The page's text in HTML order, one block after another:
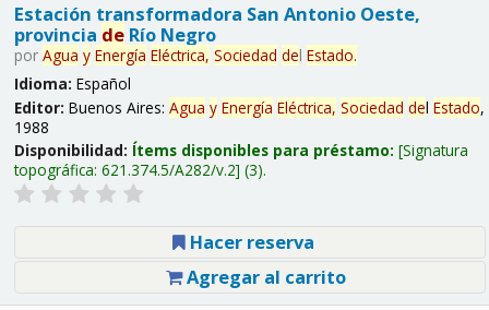
Estación transformadora San Antonio Oeste,
provincia deRío Negro
por Agua y Energía Eléctrica, Sociedad del Estado.
Idioma: Español
Editor: Buenos Aires: Agua y Energía Eléctrica, Sociedad del Estado,
1988
Disponibilidad: Ítems disponibles para préstamo: Signatura
topográfica: 621.374.5/A282/v.2 (3).
Hacer reserva
Agregar al carrito